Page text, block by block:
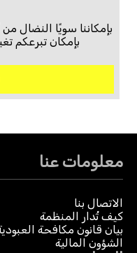
بإمكاننا سويًا النضال
بإمكان تبرعكم
معلومات عنا
الاتصال بنا
كيف تُدار المنظمة
بيان قانون مكافحة
الشؤون المالية